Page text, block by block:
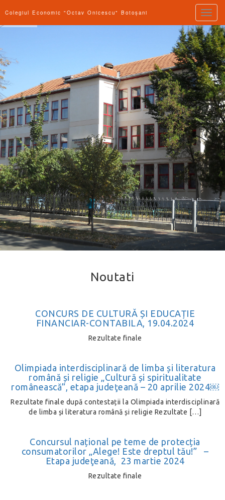
Toggle
Colegiul Economic "Octav Onicescu" Botoșani
Noutati
CONCURS DE CULTURĂ ȘI EDUCAȚIE
FINANCIAR-CONTABILA, 19.04.2024
Rezultate finale
Olimpiada interdisciplinară de limba și literatura
română și religie „Cultură și spiritualitate
românească”, etapa judeţeană – 20 aprilie 2024￼
Rezultate finale după contestații la Olimpiada interdisciplinară
de limba și literatura română și religie Rezultate […]
Concursul național pe teme de protecția
consumatorilor „Alege! Este dreptul tău!” –
Etapa judeţeană, 23 martie 2024
Rezultate finale